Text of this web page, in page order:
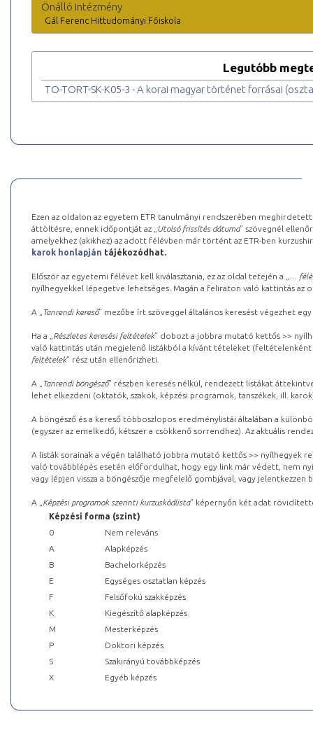
Önálló intézmény
Gál Ferenc Hittudományi Főiskola
Legutóbb
TO-TORT-SK-K05-3 - A korai magyar történet forrásai
Ezen az oldalon az egyetem ETR tanulmányi rendszerében
áttöltésre, ennek időpontját az „ Utolsó frissítés dátuma” szövegnél
amelyekhez (akikhez) az adott félévben már történt az ETR-ben
karok honlapján tájékozódhat.
Először az egyetemi félévet kell kiválasztania, ez az oldal tetején a „
…
nyílhegyekkel lépegetve lehetséges. Magán a feliraton való kattintás az
A „ Tanrendi kereső” mezőbe írt szöveggel általános keresést végezhet
Ha a „ Részletes keresési feltételek” dobozt a jobbra mutató kettős >>
való kattintás után megjelenő listákból a kívánt tételeket (feltételenként
feltételek” rész után ellenőrizheti.
A „ Tanrendi böngésző” részben keresés nélkül, rendezett listákat
lehet elkezdeni (oktatók, szakok, képzési programok, tanszékek, ill.
A böngésző és a kereső többoszlopos eredménylistái általában a
(egyszer az emelkedő, kétszer a csökkenő sorrendhez). Az aktuális
A listák sorainak a végén található jobbra mutató kettős >> nyílhegyek
való továbblépés esetén előfordulhat, hogy egy link már védett, nem
vagy lépjen vissza a böngészője megfelelő gombjával, vagy
A „ Képzési programok szerinti kurzuskódlista” képernyőn két adat
Képzési forma (szint)
0
Nem releváns
A
Alapképzés
B
Bachelorképzés
E
Egységes osztatlan képzés
F
Felsőfokú szakképzés
K
Kiegészítő alapképzés
M
Mesterképzés
P
Doktori képzés
S
Szakirányú továbbképzés
X
Egyéb képzés